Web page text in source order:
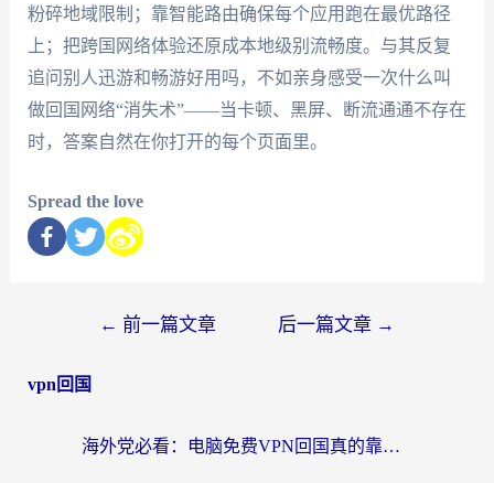
粉碎地域限制；靠智能路由确保每个应用跑在最优路径
上；把跨国网络体验还原成本地级别流畅度。与其反复
追问别人迅游和畅游好用吗，不如亲身感受一次什么叫
做回国网络“消失术”——当卡顿、黑屏、断流通通不存在
时，答案自然在你打开的每个页面里。
Spread the love
← 前一篇文章 后一篇文章 →
vpn回国
海外党必看：电脑免费VPN回国真的靠谱吗？附实测对比与最优方案指南